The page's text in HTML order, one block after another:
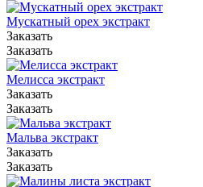
Мускатный орех экстракт
Заказать
Заказать
Мелисса экстракт
Заказать
Заказать
Мальва экстракт
Заказать
Заказать